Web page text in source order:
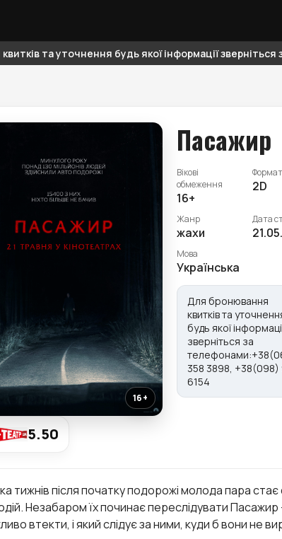
та уточнення будь якої інформації
16+
5.50
Пасажир
Вікові
обмеження
16+
Формат
2D
Жанр
жахи
Дата
Мова
Українська
Для бронювання
квитків та
будь якої
зверніться за
358 3898, +38(098)
6154
тижнів після початку подорожі молода пара стає
Незабаром їх починає переслідувати
втекти, і який слідує за ними, куди б вони не